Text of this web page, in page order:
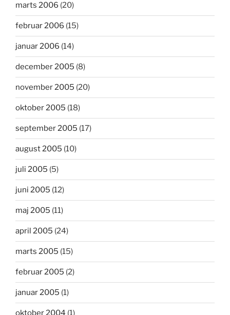
marts 2006 (20)
februar 2006 (15)
januar 2006 (14)
december 2005 (8)
november 2005 (20)
oktober 2005 (18)
september 2005 (17)
august 2005 (10)
juli 2005 (5)
juni 2005 (12)
maj 2005 (11)
april 2005 (24)
marts 2005 (15)
februar 2005 (2)
januar 2005 (1)
oktober 2004 (1)